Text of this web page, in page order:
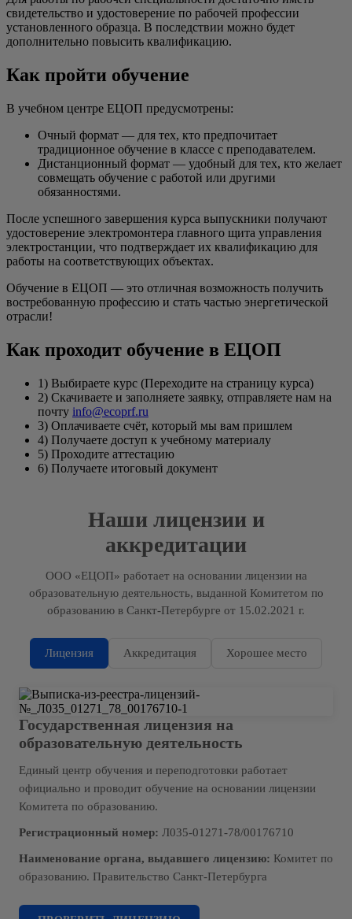
свидетельство и удостоверение по рабочей профессии
установленного образца. В последствии можно будет
дополнительно повысить квалификацию.
Как пройти обучение
В учебном центре ЕЦОП предусмотрены:
Очный формат — для тех, кто предпочитает
традиционное обучение в классе с преподавателем.
Дистанционный формат — удобный для тех, кто желает
совмещать обучение с работой или другими
обязанностями.
После успешного завершения курса выпускники получают
удостоверение электромонтера главного щита управления
электростанции, что подтверждает их квалификацию для
работы на соответствующих объектах.
Обучение в ЕЦОП — это отличная возможность получить
востребованную профессию и стать частью энергетической
отрасли!
Как проходит обучение в ЕЦОП
1) Выбираете курс (Переходите на страницу курса)
2) Скачиваете и заполняете заявку, отправляете нам на
почту info@ecoprf.ru
3) Оплачиваете счёт, который мы вам пришлем
4) Получаете доступ к учебному материалу
5) Проходите аттестацию
6) Получаете итоговый документ
Наши лицензии и
аккредитации
ООО «ЕЦОП» работает на основании лицензии на
образовательную деятельность, выданной Комитетом по
образованию в Санкт-Петербурге от 15.02.2021 г.
Лицензия Аккредитация Хорошее место
Государственная лицензия на
образовательную деятельность
Единый центр обучения и переподготовки работает
официально и проводит обучение на основании лицензии
Комитета по образованию.
Регистрационный номер: Л035-01271-78/00176710
Наименование органа, выдавшего лицензию: Комитет по
образованию. Правительство Санкт-Петербурга